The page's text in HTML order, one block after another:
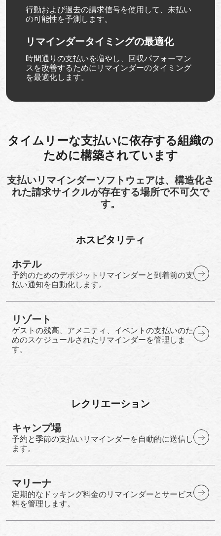
行動および過去の請求信号を使用して、未払い
の可能性を予測します。
リマインダータイミングの最適化
時間通りの支払いを増やし、回収パフォーマン
スを改善するためにリマインダーのタイミング
を最適化します。
タイムリーな支払いに依存する組織の
ために構築されています
支払いリマインダーソフトウェアは、構造化さ
れた請求サイクルが存在する場所で不可欠で
す。
ホスピタリティ
ホテル
予約のためのデポジットリマインダーと到着前の支
払い通知を自動化します。
リゾート
ゲストの残高、アメニティ、イベントの支払いのた
めのスケジュールされたリマインダーを管理しま
す。
レクリエーション
キャンプ場
予約と季節の支払いリマインダーを自動的に送信し
ます。
マリーナ
定期的なドッキング料金のリマインダーとサービス
料を管理します。